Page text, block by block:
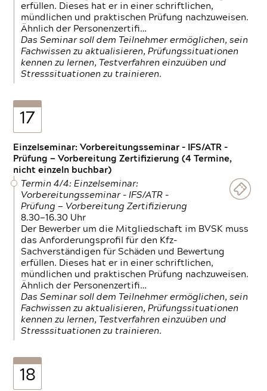
erfüllen. Dieses hat er in einer schriftlichen,
mündlichen und praktischen Prüfung nachzuweisen.
Ähnlich der Personenzertifi…
Das Seminar soll dem Teilnehmer ermöglichen, sein
Fachwissen zu aktualisieren, Prüfungssituationen
kennen zu lernen, Testverfahren einzuüben und
Stresssituationen zu trainieren.
17
Einzelseminar: Vorbereitungsseminar - IFS/ATR -
Prüfung — Vorbereitung Zertifizierung (4 Termine,
nicht einzeln buchbar)
Termin 4/4: Einzelseminar:
Vorbereitungsseminar - IFS/ATR -
Prüfung — Vorbereitung Zertifizierung
8.30—16.30 Uhr
Der Bewerber um die Mitgliedschaft im BVSK muss
das Anforderungsprofil für den Kfz-
Sachverständigen für Schäden und Bewertung
erfüllen. Dieses hat er in einer schriftlichen,
mündlichen und praktischen Prüfung nachzuweisen.
Ähnlich der Personenzertifi…
Das Seminar soll dem Teilnehmer ermöglichen, sein
Fachwissen zu aktualisieren, Prüfungssituationen
kennen zu lernen, Testverfahren einzuüben und
Stresssituationen zu trainieren.
18